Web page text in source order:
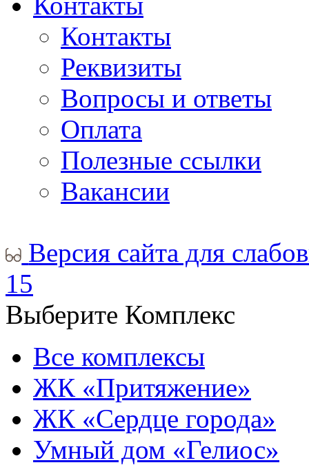
Контакты
Реквизиты
Вопросы и ответы
Оплата
Полезные ссылки
Вакансии
Версия сайта для
15
Выберите Комплекс
Все комплексы
ЖК «Притяжение»
ЖК «Сердце города»
Умный дом «Гелиос»